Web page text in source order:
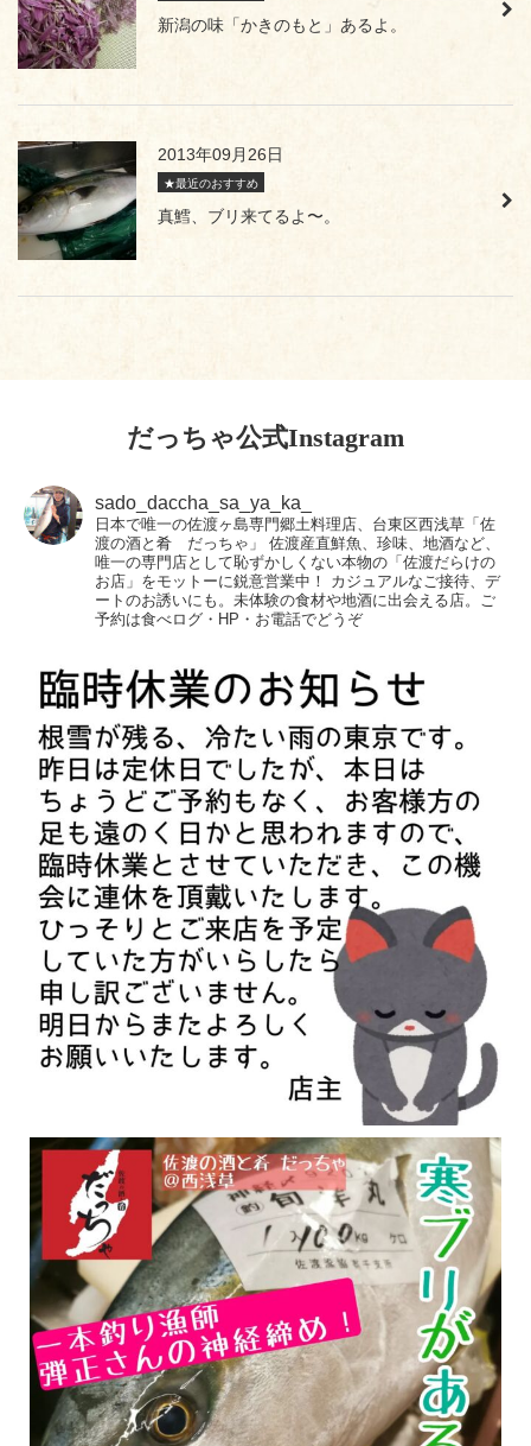
新潟の味「かきのもと」あるよ。
2013年09月26日
★最近のおすすめ
真鱈、ブリ来てるよ〜。
だっちゃ公式Instagram
sado_daccha_sa_ya_ka_
日本で唯一の佐渡ヶ島専門郷土料理店、台東区西浅草「佐
渡の酒と肴 だっちゃ」
佐渡産直鮮魚、珍味、地酒など、
唯一の専門店として恥ずかしくない本物の「佐渡だらけの
お店」をモットーに鋭意営業中！
カジュアルなご接待、デ
ートのお誘いにも。未体験の食材や地酒に出会える店。ご
予約は食べログ・HP・お電話でどうぞ